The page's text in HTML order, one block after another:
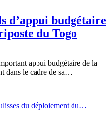
d’appui budgétaire
du Togo
appui budgétaire de la
dans le cadre de sa…
du déploiement du…